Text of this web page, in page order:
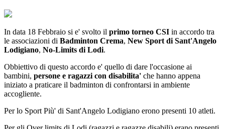
In data 18 Febbraio si e' svolto il primo torneo CSI in accordo tra
le associazioni di Badminton Crema, New Sport di Sant'Angelo
Lodigiano, No-Limits di Lodi.
Obbiettivo di questo accordo e' quello di dare l'occasione ai
bambini, persone e ragazzi con disabilita' che hanno appena
iniziato a praticare il badminton di confrontarsi in ambiente
accogliente.
Per lo Sport Più' di Sant'Angelo Lodigiano erono presenti 10 atleti.